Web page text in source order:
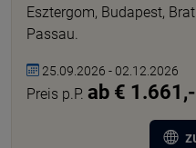
Esztergom, Budapest,
Passau.
25.09.2026 - 02.12.2026
Preis p.P. ab € 1.661,-